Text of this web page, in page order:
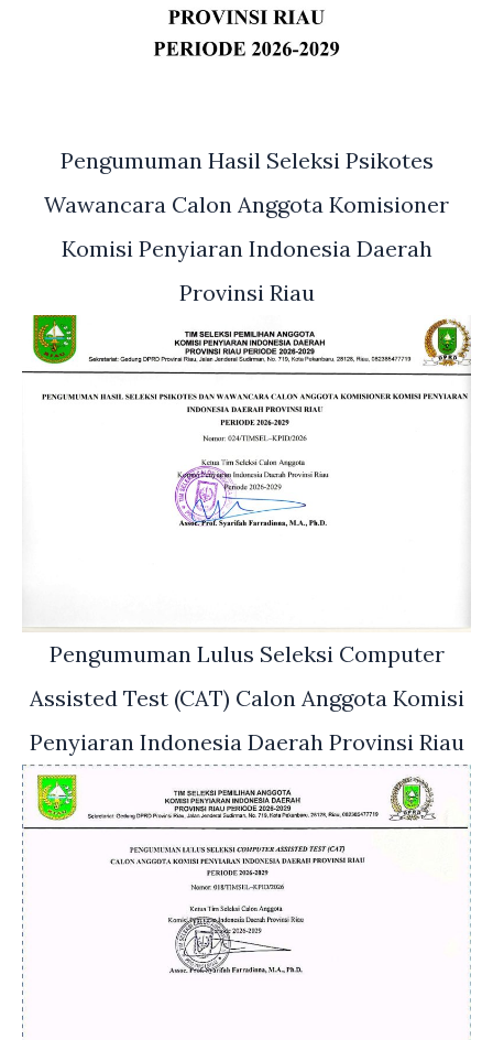
Pengumuman Hasil Seleksi Psikotes
Wawancara Calon Anggota Komisioner
Komisi Penyiaran Indonesia Daerah
Provinsi Riau
Pengumuman Lulus Seleksi Computer
Assisted Test (CAT) Calon Anggota Komisi
Penyiaran Indonesia Daerah Provinsi Riau